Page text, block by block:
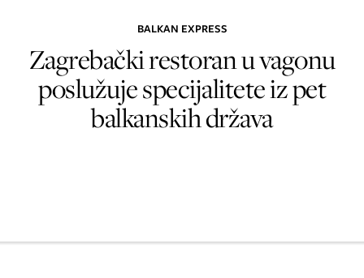
BALKAN EXPRESS
Zagrebački restoran u vagonu
poslužuje specijalitete iz pet
balkanskih država